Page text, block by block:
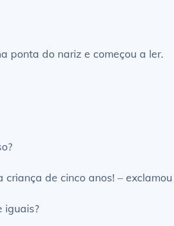
ponta do nariz e começou a ler.
de cinco anos! –
iguais?